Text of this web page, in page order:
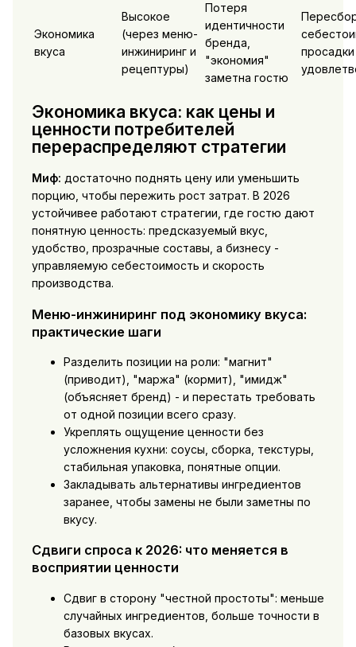
Экономика
вкуса
Высокое
(через меню-
инжиниринг и
рецептуры)
Потеря
идентичности
бренда,
"экономия"
заметна гостю
просадки
Экономика вкуса: как цены и
ценности потребителей
перераспределяют стратегии
Миф: достаточно поднять цену или уменьшить
порцию, чтобы пережить рост затрат. В 2026
устойчивее работают стратегии, где гостю дают
понятную ценность: предсказуемый вкус,
удобство, прозрачные составы, а бизнесу -
управляемую себестоимость и скорость
производства.
Меню-инжиниринг под экономику вкуса:
практические шаги
Разделить позиции на роли: "магнит"
(приводит), "маржа" (кормит), "имидж"
(объясняет бренд) - и перестать требовать
от одной позиции всего сразу.
Укреплять ощущение ценности без
усложнения кухни: соусы, сборка, текстуры,
стабильная упаковка, понятные опции.
Закладывать альтернативы ингредиентов
заранее, чтобы замены не были заметны по
вкусу.
Сдвиги спроса к 2026: что меняется в
восприятии ценности
Сдвиг в сторону "честной простоты": меньше
случайных ингредиентов, больше точности в
базовых вкусах.